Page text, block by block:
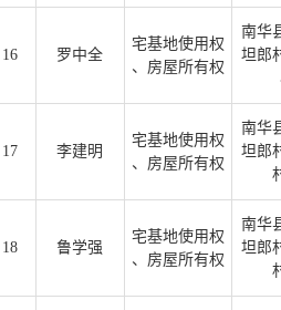
16 罗中全
宅基地使用权
、房屋所有权
南华
坦郎
17 李建明
宅基地使用权
、房屋所有权
南华
坦郎
18 鲁学强
宅基地使用权
、房屋所有权
南华
坦郎